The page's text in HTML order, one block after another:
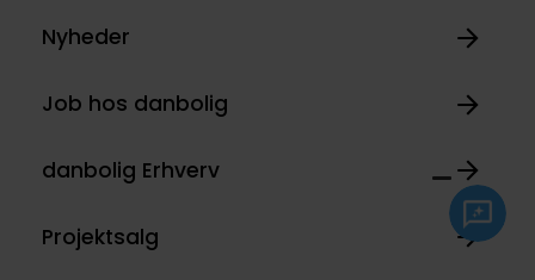
Nyheder
Job hos danbolig
danbolig Erhverv
Projektsalg